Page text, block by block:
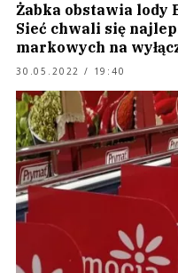
Żabka obstawia lody
Sieć chwali się
markowych na
30.05.2022 / 19:40